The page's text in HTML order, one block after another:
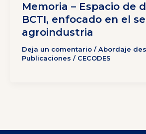
Memoria – Espacio de
BCTI, enfocado en el
agroindustria
Deja un comentario /Abordaje
Publicaciones / CECODES